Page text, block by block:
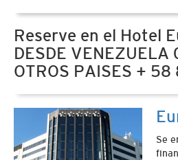
Reserve en el Hotel
DESDE
OTROS PAISES +
Se